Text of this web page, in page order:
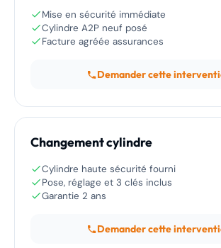
Mise en sécurité immédiate
Cylindre A2P neuf posé
Facture agréée assurances
Demander cette
Changement cylindre
Cylindre haute sécurité fourni
Pose, réglage et 3 clés inclus
Garantie 2 ans
Demander cette